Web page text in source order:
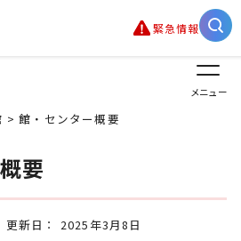
緊急情報
メニュー
> 館・センター概要
要
新日： 2025年3月8日